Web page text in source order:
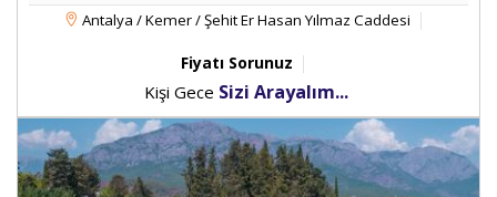
Antalya / Kemer / Şehit Er Hasan Yılmaz Caddesi
Fiyatı Sorunuz
Kişi Gece Sizi Arayalım...